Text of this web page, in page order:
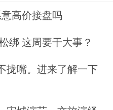
疾病预防控制中
情相关传言。经
高价接盘吗
绑 这周要干大事？
拢嘴。进来了解一下